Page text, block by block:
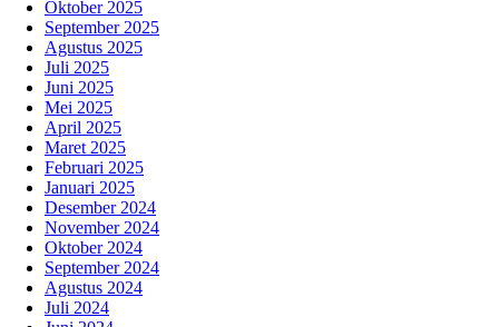
Oktober 2025
September 2025
Agustus 2025
Juli 2025
Juni 2025
Mei 2025
April 2025
Maret 2025
Februari 2025
Januari 2025
Desember 2024
November 2024
Oktober 2024
September 2024
Agustus 2024
Juli 2024